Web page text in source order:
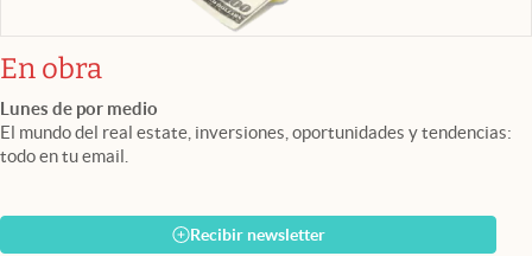
En obra
Lunes de por medio
El mundo del real estate, inversiones, oportunidades y tendencias:
todo en tu email.
Recibir newsletter